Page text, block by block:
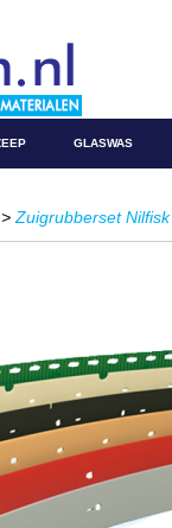
GLASWAS
> Zuigrubberset